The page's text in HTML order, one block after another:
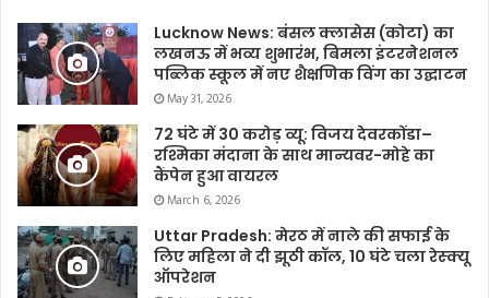
Lucknow News: बंसल क्लासेस (कोटा) का
लखनऊ में भव्य शुभारंभ, बिमला इंटरनेशनल
पब्लिक स्कूल में नए शैक्षणिक विंग का उद्घाटन
May 31, 2026
72 घंटे में 30 करोड़ व्यू: विजय देवरकोंडा–
रश्मिका मंदाना के साथ मान्यवर-मोहे का
कैंपेन हुआ वायरल
March 6, 2026
Uttar Pradesh: मेरठ में नाले की सफाई के
लिए महिला ने दी झूठी कॉल, 10 घंटे चला रेस्क्यू
ऑपरेशन